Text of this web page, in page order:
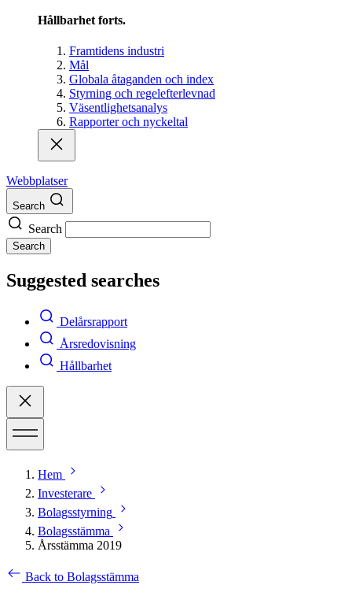
Hållbarhet forts.
Framtidens industri
Mål
Globala åtaganden och index
Styrning och regelefterlevnad
Väsentlighetsanalys
Rapporter och nyckeltal
Webbplatser
Search
Search
Search
Suggested searches
Delårsrapport
Årsredovisning
Hållbarhet
Hem
Investerare
Bolagsstyrning
Bolagsstämma
Årsstämma 2019
Back to Bolagsstämma